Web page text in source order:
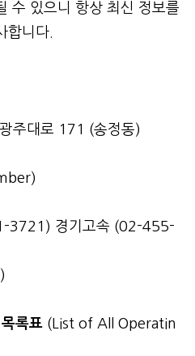
수 있으니 항상 최신 정보를
합니다.
주대로 171 (송정동)
3721) 경기고속 (02-455-
록표 (List of All Operatin